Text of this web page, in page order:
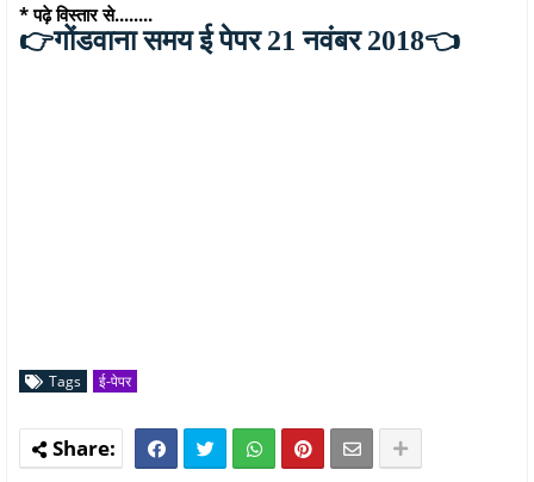
* पढ़े विस्तार से........
👉गोंडवाना समय ई पेपर 21 नवंबर 2018👈
Tags ई-पेपर